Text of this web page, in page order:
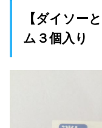
【ダイソー
ム３個入り